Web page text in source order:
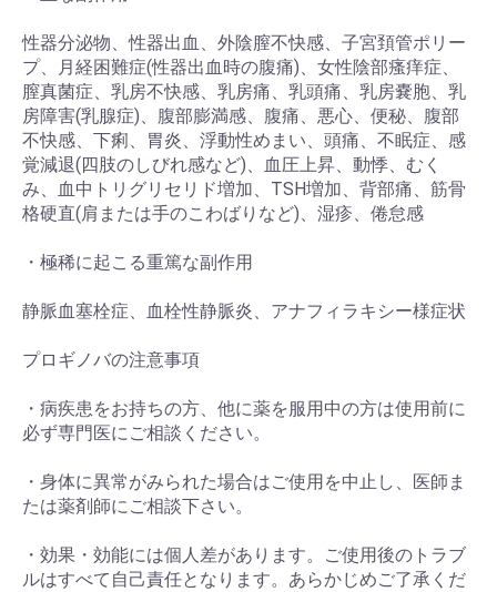
お買い物を続ける カートへ進む
性器分泌物、性器出血、外陰膣不快感、子宮頚管ポリー
プ、月経困難症(性器出血時の腹痛)、女性陰部瘙痒症、
膣真菌症、乳房不快感、乳房痛、乳頭痛、乳房嚢胞、乳
房障害(乳腺症)、腹部膨満感、腹痛、悪心、便秘、腹部
不快感、下痢、胃炎、浮動性めまい、頭痛、不眠症、感
覚減退(四肢のしびれ感など)、血圧上昇、動悸、むく
み、血中トリグリセリド増加、TSH増加、背部痛、筋骨
格硬直(肩または手のこわばりなど)、湿疹、倦怠感
・極稀に起こる重篤な副作用
静脈血塞栓症、血栓性静脈炎、アナフィラキシー様症状
プロギノバの注意事項
・病疾患をお持ちの方、他に薬を服用中の方は使用前に
必ず専門医にご相談ください。
・身体に異常がみられた場合はご使用を中止し、医師ま
たは薬剤師にご相談下さい。
・効果・効能には個人差があります。ご使用後のトラブ
ルはすべて自己責任となります。あらかじめご了承くだ